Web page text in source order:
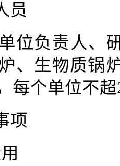
员
位负责人、
、生物质锅
每个单位不
项